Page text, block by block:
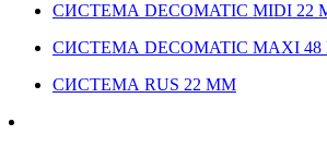
СИСТЕМА DECOMATIC MIDI 22
СИСТЕМА DECOMATIC MAXI
СИСТЕМА RUS 22 ММ